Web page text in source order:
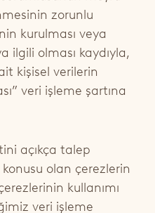
zorunlu
kurulması veya
ilgili olması kaydıyla,
kişisel verilerin
veri işleme şartına
açıkça talep
olan çerezlerin
kullanımı
veri işleme